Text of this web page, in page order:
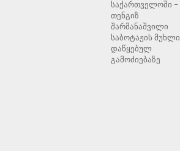
საქართველოში –
თენგიზ
შარმანაშვილი
საბოტაჟის
დაწყებულ
გამოძიებაზე